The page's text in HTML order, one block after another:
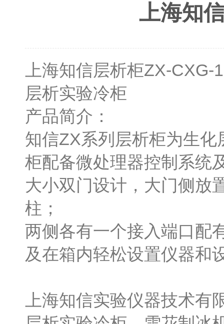
上海知
上海知信层析柜ZX-CXG-
层析实验冷柜
产品简介：
知信ZX系列层析柜为生
柜配备微处理器控制系统
大小双门设计，大门侧放
柱；
两侧各有一个接入端口配
及在箱内轻松设置仪器和
上海知信实验仪器技术